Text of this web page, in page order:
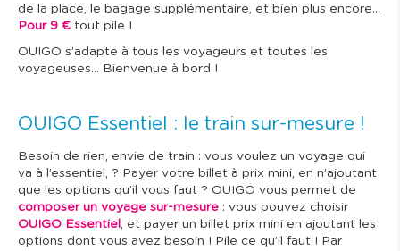
de la place, le bagage supplémentaire, et bien plus encore…
Pour 9 € tout pile !
OUIGO s’adapte à tous les voyageurs et toutes les
voyageuses… Bienvenue à bord !
OUIGO Essentiel : le train sur-mesure !
Besoin de rien, envie de train : vous voulez un voyage qui
va à l’essentiel, ? Payer votre billet à prix mini, en n’ajoutant
que les options qu’il vous faut ? OUIGO vous permet de
composer un voyage sur-mesure : vous pouvez choisir
OUIGO Essentiel, et payer un billet prix mini en ajoutant les
options dont vous avez besoin ! Pile ce qu’il faut ! Par